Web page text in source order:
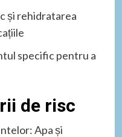
și rehidratarea
specific pentru a
de risc
Apa și